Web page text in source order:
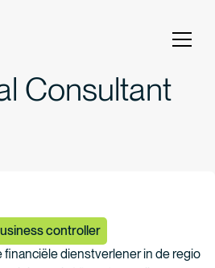
Consultant
controller
dienstverlener in de regio